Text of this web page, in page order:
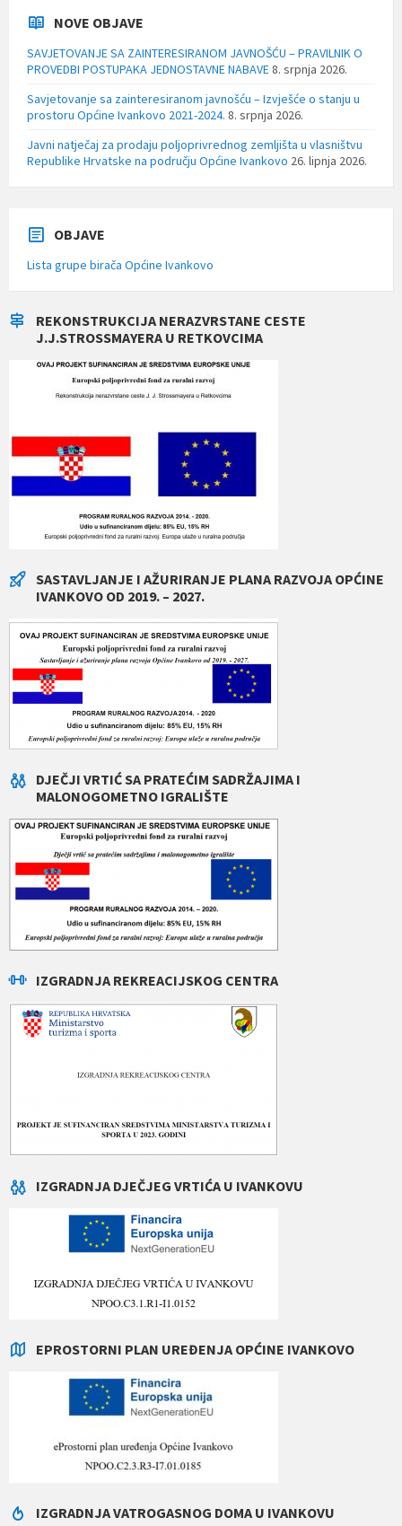
NOVE OBJAVE
SAVJETOVANJE SA ZAINTERESIRANOM JAVNOŠĆU – PRAVILNIK O
PROVEDBI POSTUPAKA JEDNOSTAVNE NABAVE8. srpnja 2026.
Savjetovanje sa zainteresiranom javnošću – Izvješće o stanju u
prostoru Općine Ivankovo 2021-2024. 8. srpnja 2026.
Javni natječaj za prodaju poljoprivrednog zemljišta u vlasništvu
Republike Hrvatske na području Općine Ivankovo 26. lipnja 2026.
OBJAVE
Lista grupe birača Općine Ivankovo
REKONSTRUKCIJA NERAZVRSTANE CESTE
J.J.STROSSMAYERA U RETKOVCIMA
SASTAVLJANJE I AŽURIRANJE PLANA RAZVOJA OPĆINE
IVANKOVO OD 2019. – 2027.
DJEČJI VRTIĆ SA PRATEĆIM SADRŽAJIMA I
MALONOGOMETNO IGRALIŠTE
IZGRADNJA REKREACIJSKOG CENTRA
IZGRADNJA DJEČJEG VRTIĆA U IVANKOVU
EPROSTORNI PLAN UREĐENJA OPĆINE IVANKOVO
IZGRADNJA VATROGASNOG DOMA U IVANKOVU